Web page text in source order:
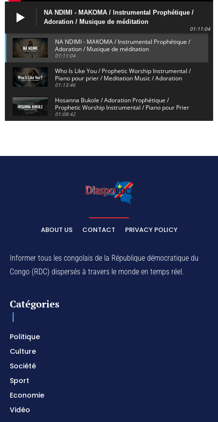
NA NDIMI - MAKOMA / Instrumental Prophétique /
Adoration / Musique de méditation
01:11:04
NA NDIMI - MAKOMA / Instrumental Prophétique /
Adoration / Musique de méditation
01:11:04
Who Is Like You / Prophetic Worship Instrumental /
Piano pour prier / Meditation Music / Adoration
01:13:46
Hosanna Bukole / Adoration Prophétique /
Prophetic Worship Instrumental / Piano pour Prier
01:08:42
Dieu de Secours - God of Rescue / Adoration
Yahweh Sabaoth / Prophetic Worship Instrumental
/ Piano pour prier / Instrumental d'intercession
ELIKIA NA NGAI / Instrumental de Prière / 1H
01:03:38
Piano pour prier / Soaking Worship Instrumental
01:17:32
For Your Name Is Holy / Prophetic Worship
I SURRENDER / Soaking Worship Instrumental /
ABOUT US CONTACT PRIVACY POLICY
Informer tous les congolais de la République démocratique du
Congo (RDC) dispersés à travers le monde en temps réel.
Catégories
Politique
Culture
Société
Sport
Economie
Vidéo